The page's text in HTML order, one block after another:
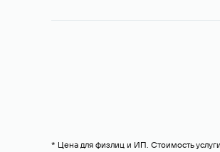
* Цена для физлиц и ИП. Стоимость